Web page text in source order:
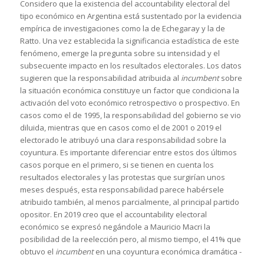
Considero que la existencia del accountability electoral del
tipo económico en Argentina está sustentado por la evidencia
empírica de investigaciones como la de Echegaray y la de
Ratto. Una vez establecida la significancia estadística de este
fenómeno, emerge la pregunta sobre su intensidad y el
subsecuente impacto en los resultados electorales. Los datos
sugieren que la responsabilidad atribuida al incumbentsobre
la situación económica constituye un factor que condiciona la
activación del voto económico retrospectivo o prospectivo. En
casos como el de 1995, la responsabilidad del gobierno se vio
diluida, mientras que en casos como el de 2001 o 2019 el
electorado le atribuyó una clara responsabilidad sobre la
coyuntura. Es importante diferenciar entre estos dos últimos
casos porque en el primero, si se tienen en cuenta los
resultados electorales y las protestas que surgirían unos
meses después, esta responsabilidad parece habérsele
atribuido también, al menos parcialmente, al principal partido
opositor. En 2019 creo que el accountability electoral
económico se expresó negándole a Mauricio Macri la
posibilidad de la reelección pero, al mismo tiempo, el 41% que
obtuvo el incumbenten una coyuntura económica dramática -